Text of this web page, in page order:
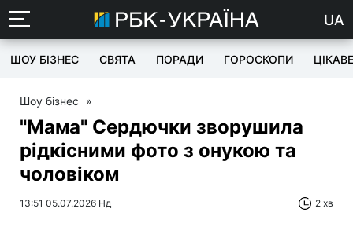
UA
ШОУ БІЗНЕС СВЯТА ПОРАДИ ГОРОСКОПИ ЦІКАВЕ
Шоу бізнес »
"Мама" Сердючки зворушила
рідкісними фото з онукою та
чоловіком
13:51 05.07.2026 Нд 2 хв